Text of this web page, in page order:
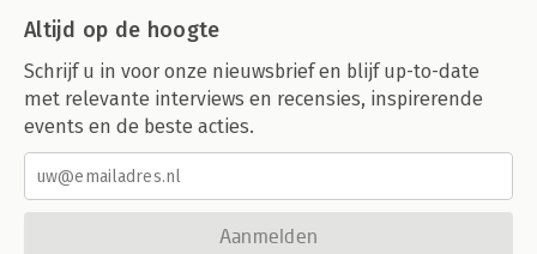
Altijd op de hoogte
Schrijf u in voor onze nieuwsbrief en blijf up-to-date
met relevante interviews en recensies, inspirerende
events en de beste acties.
Aanmelden